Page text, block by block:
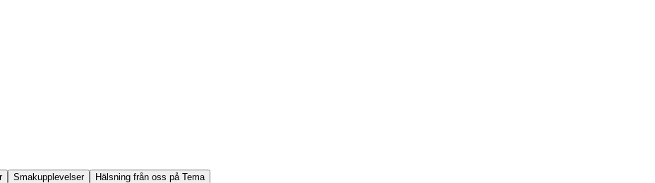
Smakupplevelser Hälsning från oss på Tema